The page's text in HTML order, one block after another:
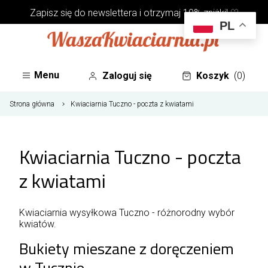
Zapisz się do newsletterai otrzymaj 10% zniżki! ♡
Menu Zaloguj się Koszyk (0)
Strona główna Kwiaciarnia Tuczno - poczta z kwiatami
Kwiaciarnia Tuczno - poczta
z kwiatami
Kwiaciarnia wysyłkowa Tuczno - różnorodny wybór
kwiatów.
Bukiety mieszane z doręczeniem
PL